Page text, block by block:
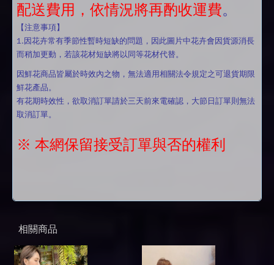
配送費用，依情況將再酌收運費。
【注意事項】
1.因花卉常有季節性暫時短缺的問題，因此圖片中花卉會因貨源消長
而稍加更動，若該花材短缺將以同等花材代替。
因鮮花商品皆屬於時效內之物，無法適用相關法令規定之可退貨期限
鮮花產品。
有花期時效性，欲取消訂單請於三天前來電確認，大節日訂單則無法
取消訂單。
※ 本網保留接受訂單與否的權利
相關商品